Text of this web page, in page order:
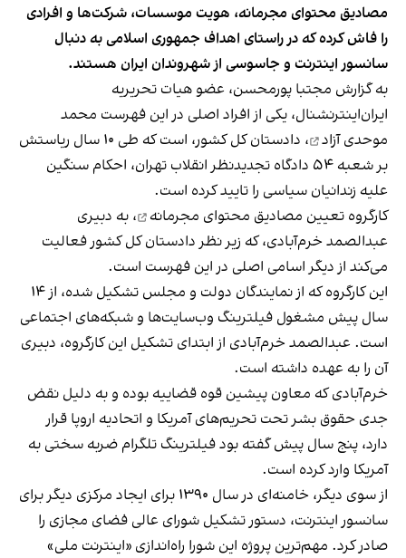
مصادیق محتوای مجرمانه، هویت موسسات، شرکت‌ها و افرادی
را فاش کرده که در راستای اهداف جمهوری اسلامی به دنبال
سانسور اینترنت و جاسوسی از شهروندان ایران هستند.
به گزارش مجتبا پورمحسن، عضو هیات تحریریه
ایران‌اینترنشنال، یکی از افراد اصلی در این فهرست محمد
موحدی آزاد
، دادستان کل کشور، است که طی ۱۰ سال ریاستش
بر شعبه ۵۴ دادگاه تجدیدنظر انقلاب تهران، احکام سنگین
علیه زندانیان سیاسی را تایید کرده است.
کارگروه تعیین مصادیق محتوای مجرمانه
، به دبیری
عبدالصمد خرم‌آبادی، که زیر نظر دادستان کل کشور فعالیت
می‌کند از دیگر اسامی اصلی در این فهرست است.
این کارگروه که از نمایندگان دولت و مجلس تشکیل شده، از ۱۴
سال پیش مشغول فیلترینگ وب‌سایت‌ها و شبکه‌های اجتماعی
است. عبدالصمد خرم‌آبادی از ابتدای تشکیل این کارگروه، دبیری
آن را به عهده داشته است.
خرم‌آبادی که معاون پیشین قوه قضاییه بوده و به دلیل نقض
جدی حقوق بشر تحت تحریم‌های آمریکا و اتحادیه اروپا قرار
دارد، پنج سال پیش گفته بود فیلترینگ تلگرام ضربه سختی به
آمریکا وارد کرده است.
از سوی دیگر، خامنه‌ای در سال ۱۳۹۰ برای ایجاد مرکزی دیگر برای
سانسور اینترنت، دستور تشکیل شورای عالی فضای مجازی را
صادر کرد. مهم‌ترین پروژه این شورا راه‌اندازی «اینترنت ملی»